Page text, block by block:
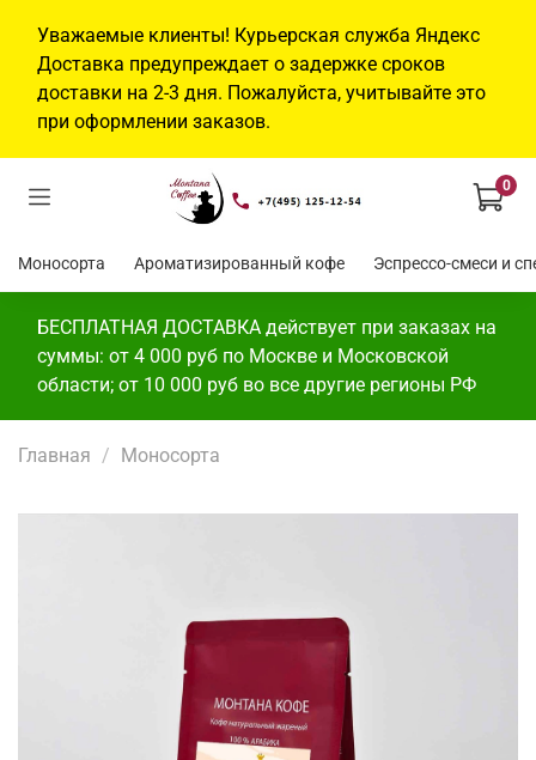
Уважаемые клиенты! Курьерская служба Яндекс
Доставка предупреждает о задержке сроков
доставки на 2-3 дня. Пожалуйста, учитывайте это
при оформлении заказов.
0
Моносорта Ароматизированный кофе
БЕСПЛАТНАЯ ДОСТАВКА действует при заказах на
суммы: от 4 000 руб по Москве и Московской
области; от 10 000 руб во все другие регионы РФ
Главная Моносорта